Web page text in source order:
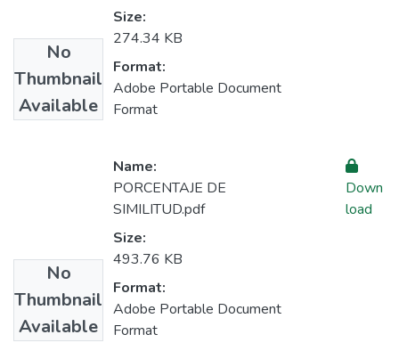
No
Thumbnail
Available
Size:
274.34 KB
Format:
Adobe Portable Document
Format
No
Thumbnail
Available
Name:
PORCENTAJE DE
SIMILITUD.pdf
Size:
493.76 KB
Format:
Adobe Portable Document
Format
Down
load